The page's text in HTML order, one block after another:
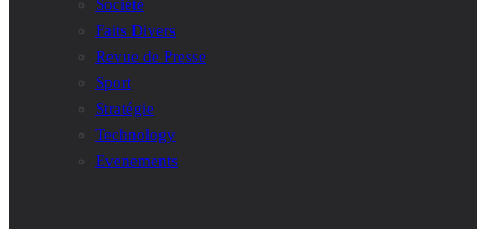
Société
Faits Divers
Revue de Presse
Sport
Stratégie
Technology
Evenements